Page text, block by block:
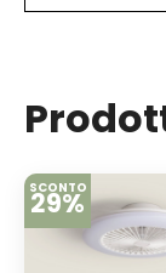
SCONTO
29%